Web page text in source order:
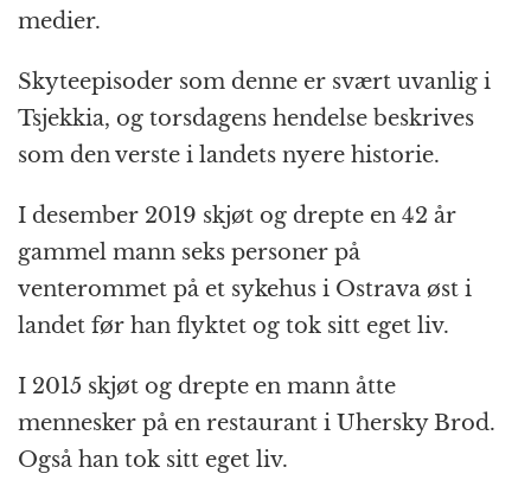
medier.
Skyteepisoder som denne er svært uvanlig i
Tsjekkia, og torsdagens hendelse beskrives
som den verste i landets nyere historie.
I desember 2019 skjøt og drepte en 42 år
gammel mann seks personer på
venterommet på et sykehus i Ostrava øst i
landet før han flyktet og tok sitt eget liv.
I 2015 skjøt og drepte en mann åtte
mennesker på en restaurant i Uhersky Brod.
Også han tok sitt eget liv.